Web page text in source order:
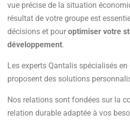
vue précise de la situation
résultat de votre groupe est
décisions et pour optimiser votre
développement.
Les experts Qantalis spécialisés
proposent des solutions
Nos relations sont fondées sur la
relation durable adaptée à vos